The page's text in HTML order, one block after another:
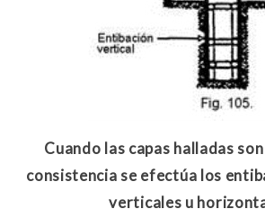
Cuando las capas halladas
consistencia se efectúa los
verticales u